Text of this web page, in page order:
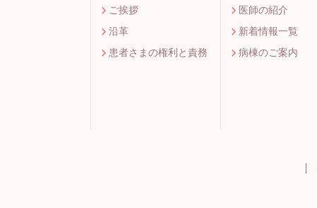
ご挨拶
沿革
患者さまの権利と責務
医師の紹介
新着情報一覧
病棟のご案内